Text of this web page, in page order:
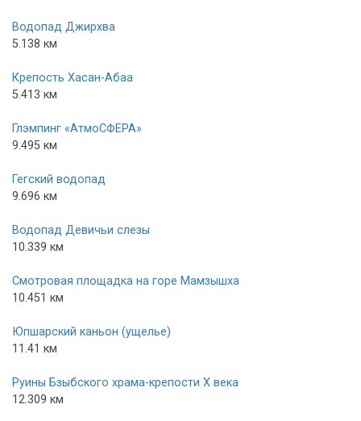
Водопад Джирхва
5.138 км
Крепость Хасан-Абаа
5.413 км
Глэмпинг «АтмоСФЕРА»
9.495 км
Гегский водопад
9.696 км
Водопад Девичьи слезы
10.339 км
Смотровая площадка на горе Мамзышха
10.451 км
Юпшарский каньон (ущелье)
11.41 км
Руины Бзыбского храма-крепости X века
12.309 км